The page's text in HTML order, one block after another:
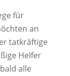
für
an
tatkräftige
Helfer
alle